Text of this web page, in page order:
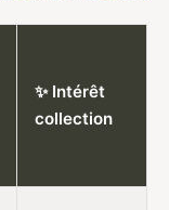
✨ Intérêt
collection